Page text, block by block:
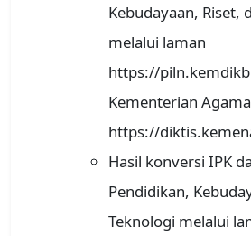
Kebudayaan, Riset,
melalui laman
https://
Kementerian
https://
Hasil konversi IPK
Pendidikan,
Teknologi melalui